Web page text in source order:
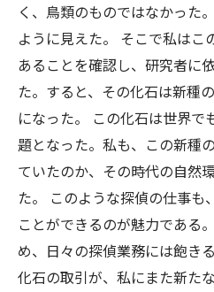
く、鳥類のものではなかった
ように見えた。 そこで私はこ
あることを確認し、研究者に
た。すると、その化石は新種
になった。 この化石は世界で
題となった。私も、この新種
ていたのか、その時代の自然
た。 このような探偵の仕事も
ことができるのが魅力である
め、日々の探偵業務には飽き
化石の取引が、私にまた新た